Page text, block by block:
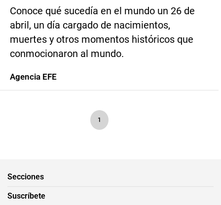
Conoce qué sucedía en el mundo un 26 de
abril, un día cargado de nacimientos,
muertes y otros momentos históricos que
conmocionaron al mundo.
Agencia EFE
1
Secciones
Suscríbete